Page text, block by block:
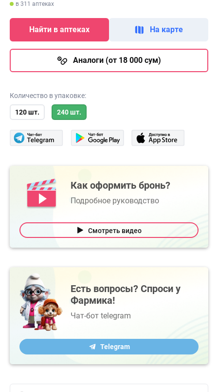
в 311 аптеках
Найти в аптеках На карте
Аналоги (от 18 000 сум)
Количество в упаковке:
120 шт. 240 шт.
Как оформить бронь?
Подробное руководство
Смотреть видео
Есть вопросы? Спроси у
Фармика!
Чат-бот telegram
Telegram